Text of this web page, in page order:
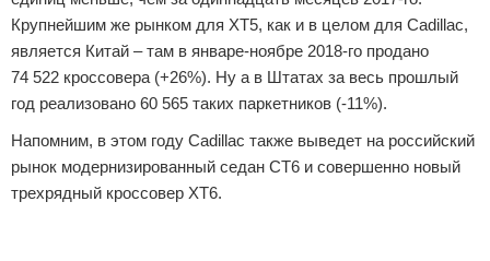
Крупнейшим же рынком для XT5, как и в целом для Cadillac,
является Китай – там в январе-ноябре 2018-го продано
74 522 кроссовера (+26%). Ну а в Штатах за весь прошлый
год реализовано 60 565 таких паркетников (-11%).
Напомним, в этом году Cadillac также выведет на российский
рынок модернизированный седан CT6 и совершенно новый
трехрядный кроссовер XT6.